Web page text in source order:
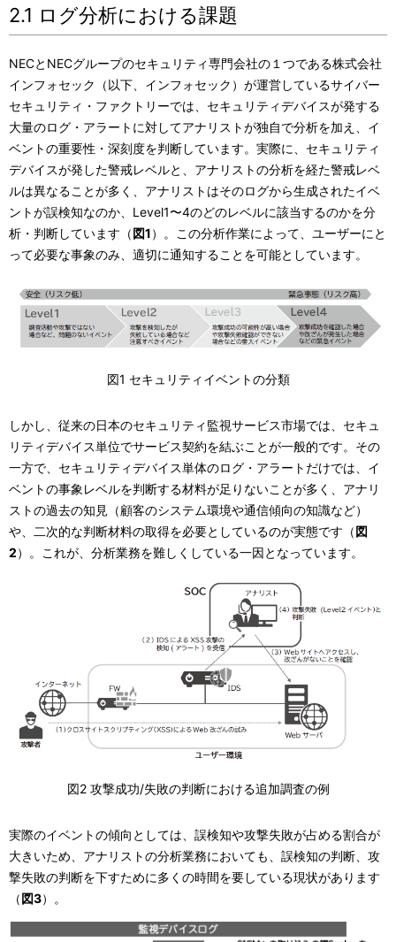
2.1 ログ分析における課題
NECとNECグループのセキュリティ専門会社の１つである株式会社
インフォセック（以下、インフォセック）が運営しているサイバー
セキュリティ・ファクトリーでは、セキュリティデバイスが発する
大量のログ・アラートに対してアナリストが独自で分析を加え、イ
ベントの重要性・深刻度を判断しています。実際に、セキュリティ
デバイスが発した警戒レベルと、アナリストの分析を経た警戒レベ
ルは異なることが多く、アナリストはそのログから生成されたイベ
ントが誤検知なのか、Level1〜4のどのレベルに該当するのかを分
析・判断しています（図1）。この分析作業によって、ユーザーにと
って必要な事象のみ、適切に通知することを可能としています。
図1 セキュリティイベントの分類
しかし、従来の日本のセキュリティ監視サービス市場では、セキュ
リティデバイス単位でサービス契約を結ぶことが一般的です。その
一方で、セキュリティデバイス単体のログ・アラートだけでは、イ
ベントの事象レベルを判断する材料が足りないことが多く、アナリ
ストの過去の知見（顧客のシステム環境や通信傾向の知識など）
や、二次的な判断材料の取得を必要としているのが実態です（図
2）。これが、分析業務を難しくしている一因となっています。
図2 攻撃成功/失敗の判断における追加調査の例
実際のイベントの傾向としては、誤検知や攻撃失敗が占める割合が
大きいため、アナリストの分析業務においても、誤検知の判断、攻
撃失敗の判断を下すために多くの時間を要している現状があります
（図3）。